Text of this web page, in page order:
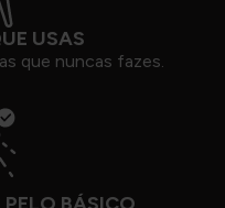
USAS
que nuncas fazes.